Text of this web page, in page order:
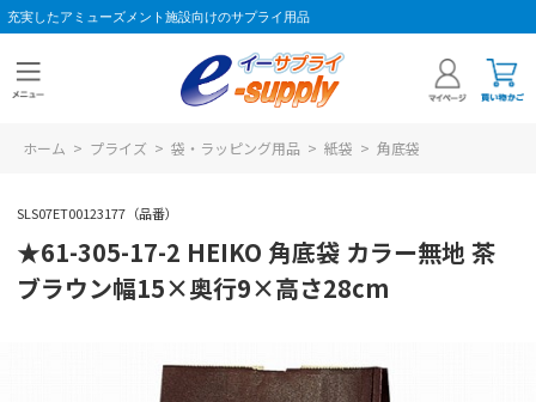
充実したアミューズメント施設向けのサプライ用品
ホーム > プライズ > 袋・ラッピング用品 > 紙袋 > 角底袋
SLS07ET00123177（品番）
★61-305-17-2 HEIKO 角底袋 カラー無地 茶
ブラウン幅15×奥行9×高さ28cm